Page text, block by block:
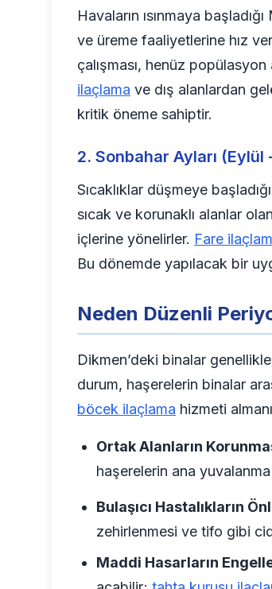
Havaların ısınmaya
ve üreme faaliyetlerine hız
çalışması, henüz
ilaçlama ve dış alanlardan
kritik öneme sahiptir.
2. Sonbahar Ayları (Eylül -
Sıcaklıklar düşmeye
sıcak ve korunaklı alanlar
içlerine yönelirler. Fare
Bu dönemde yapılacak bir
Neden Düzenli
Dikmen’deki binalar
durum, haşerelerin binalar
böcek ilaçlama hizmeti
Ortak Alanların
haşerelerin ana yuvalanma
Bulaşıcı Hastalıkların
zehirlenmesi ve tifo gibi
Maddi Hasarların